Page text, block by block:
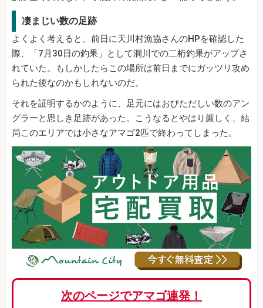
凄まじい数の足跡
よくよく考えると、前日に天川村漁協さんのHPを確認した
際、「7月30日の釣果」として洞川での二桁釣果がアップさ
れていた。もしかしたらこの場所は前日までにガッツリ攻め
られた後なのかもしれないのだ。
それを証明するかのように、足元にはおびただしい数のアン
グラーと思しき足跡があった。こうなるとやはり厳しく、結
局このエリアでは小さなアマゴ2匹で終わってしまった。
次のページでアマゴ連発！